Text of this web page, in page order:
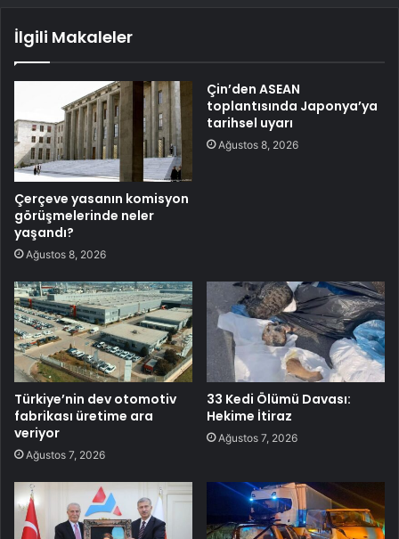
İlgili Makaleler
Çerçeve yasanın komisyon
görüşmelerinde neler
yaşandı?
Ağustos 8, 2026
Çin’den ASEAN
toplantısında Japonya’ya
tarihsel uyarı
Ağustos 8, 2026
Türkiye’nin dev otomotiv
fabrikası üretime ara
veriyor
Ağustos 7, 2026
33 Kedi Ölümü Davası:
Hekime İtiraz
Ağustos 7, 2026